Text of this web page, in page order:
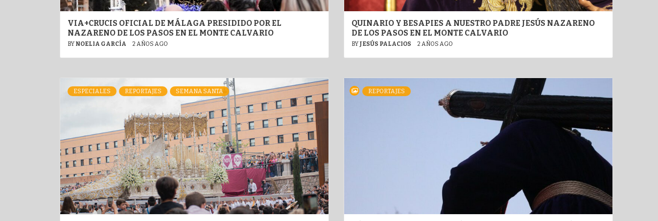
VIA+CRUCIS OFICIAL DE MÁLAGA PRESIDIDO POR EL
NAZARENO DE LOS PASOS EN EL MONTE CALVARIO
BY NOELIA GARCÍA 2 AÑOS AGO
QUINARIO Y BESAPIES A NUESTRO PADRE JESÚS NAZARENO
DE LOS PASOS EN EL MONTE CALVARIO
BY JESÚS PALACIOS 2 AÑOS AGO
ESPECIALES REPORTAJES SEMANA SANTA REPORTAJES